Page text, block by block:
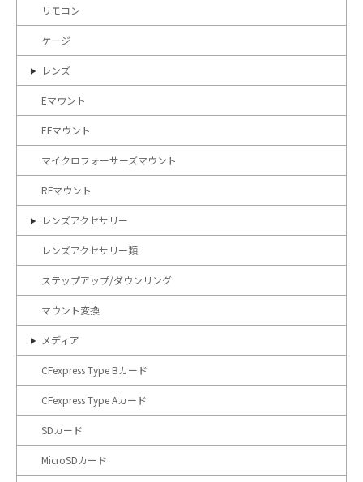
リモコン
ケージ
レンズ
Eマウント
EFマウント
マイクロフォーサーズマウント
RFマウント
レンズアクセサリー
レンズアクセサリー類
ステップアップ/ダウンリング
マウント変換
メディア
CFexpress Type Bカード
CFexpress Type Aカード
SDカード
MicroSDカード